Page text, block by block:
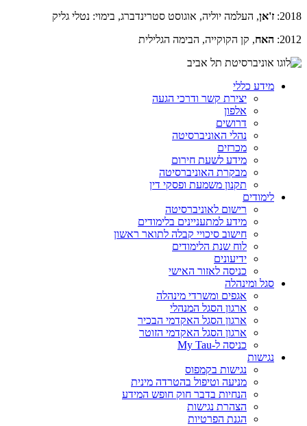
2018: ז'אן, העלמה יוליה, אוגוסט סטרינדברג, בימוי: נטלי גליק
2012: האח, קן הקוקייה, הבימה הגלילית
מידע כללי
יצירת קשר ודרכי הגעה
אלפון
דרושים
נהלי האוניברסיטה
מכרזים
מידע לשעת חירום
מבקרת האוניברסיטה
תקנון משמעת ופסקי דין
לימודים
רישום לאוניברסיטה
מידע למתעניינים בלימודים
חישוב סיכויי קבלה לתואר ראשון
לוח שנת הלימודים
ידיעונים
כניסה לאזור האישי
סגל ומינהלה
אגפים ומשרדי מינהלה
ארגון הסגל המנהלי
ארגון הסגל האקדמי הבכיר
ארגון הסגל האקדמי הזוטר
כניסה ל-My Tau
נגישות
נגישות בקמפוס
מניעה וטיפול בהטרדה מינית
הנחיות בדבר חוק חופש המידע
הצהרת נגישות
הגנת הפרטיות